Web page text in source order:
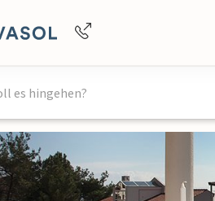
+4940688715475